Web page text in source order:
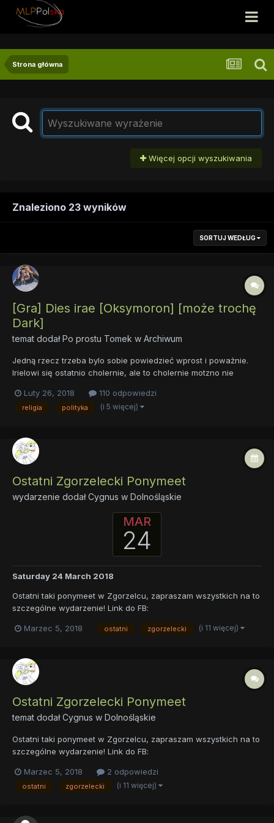
Strona główna
Więcej opcji wyszukiwania
Znaleziono 23 wyników
SORTUJ WEDŁUG
[Gra] Dies irae [Oksymoron] [może trochę
Dark]
temat dodałPo prostu Tomek w Archiwum
Jedną rzecz trzeba bylo sobie powiedzieć wprost i poważnie.
Irielowi się ostatnio cholernie, ale to cholernie motzno nie
znajomych, oraz ogólnie nie był w Niebiosach popularny. Nie nie
nie. Irielowi dzięki swojej ostatniej akcji udało się...
Luty 26, 2018 110 odpowiedzi
religia polityka (i 5 więcej)
Ostatni Zgorzelecki Ponymeet
wydarzenie dodałCygnus w Dolnośląskie
MAR
24
Saturday 24 March 2018
Ostatni taki ponymeet w Zgorzelcu, zapraszam wszystkich na to
szczególne wydarzenie! Link do FB:
tematu na MLP Polska: https://mlppolska.pl/topic/17289-ostatni-
Marzec 5, 2018 ostatni zgorzelecki (i 11 więcej)
Ostatni Zgorzelecki Ponymeet
temat dodałCygnus w Dolnośląskie
Ostatni taki ponymeet w Zgorzelcu, zapraszam wszystkich na to
szczególne wydarzenie! Link do FB:
Marzec 5, 2018
2 odpowiedzi
ostatni zgorzelecki (i 11 więcej)